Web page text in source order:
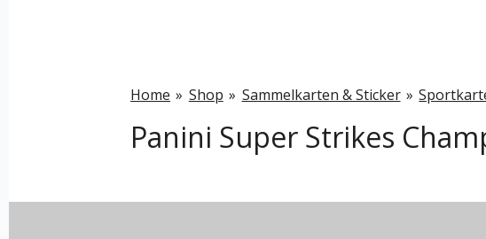
Home » Shop » Sammelkarten & Sticker »
Panini Super Strikes